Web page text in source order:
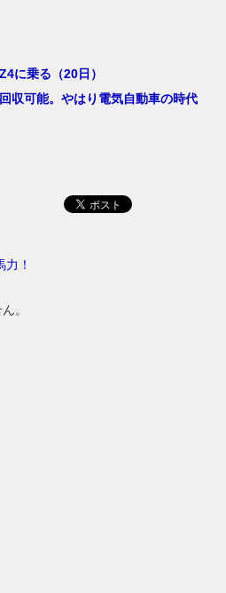
に乗る（20日）
収可能。やはり電気自動車の時代
！
。